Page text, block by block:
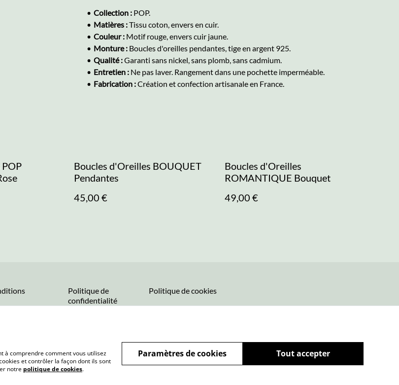
Collection : POP.
Matières :Tissu coton, envers en cuir.
Couleur : Motif rouge, envers cuir jaune.
Monture : Boucles d'oreilles pendantes, tige en argent 925.
Qualité :Garanti sans nickel, sans plomb, sans cadmium.
Entretien : Ne pas laver. Rangement dans une pochette imperméable.
Fabrication :Création et confection artisanale en France.
Boucles d'Oreilles BOUQUET
Pendantes
45,00 €
Boucles d'Oreilles
ROMANTIQUE Bouquet
49,00 €
Politique de
confidentialité
Politique de cookies
en France
à comprendre comment vous utilisez
et contrôler la façon dont ils sont
notre politique de cookies.
Tout accepter
Paramètres de cookies